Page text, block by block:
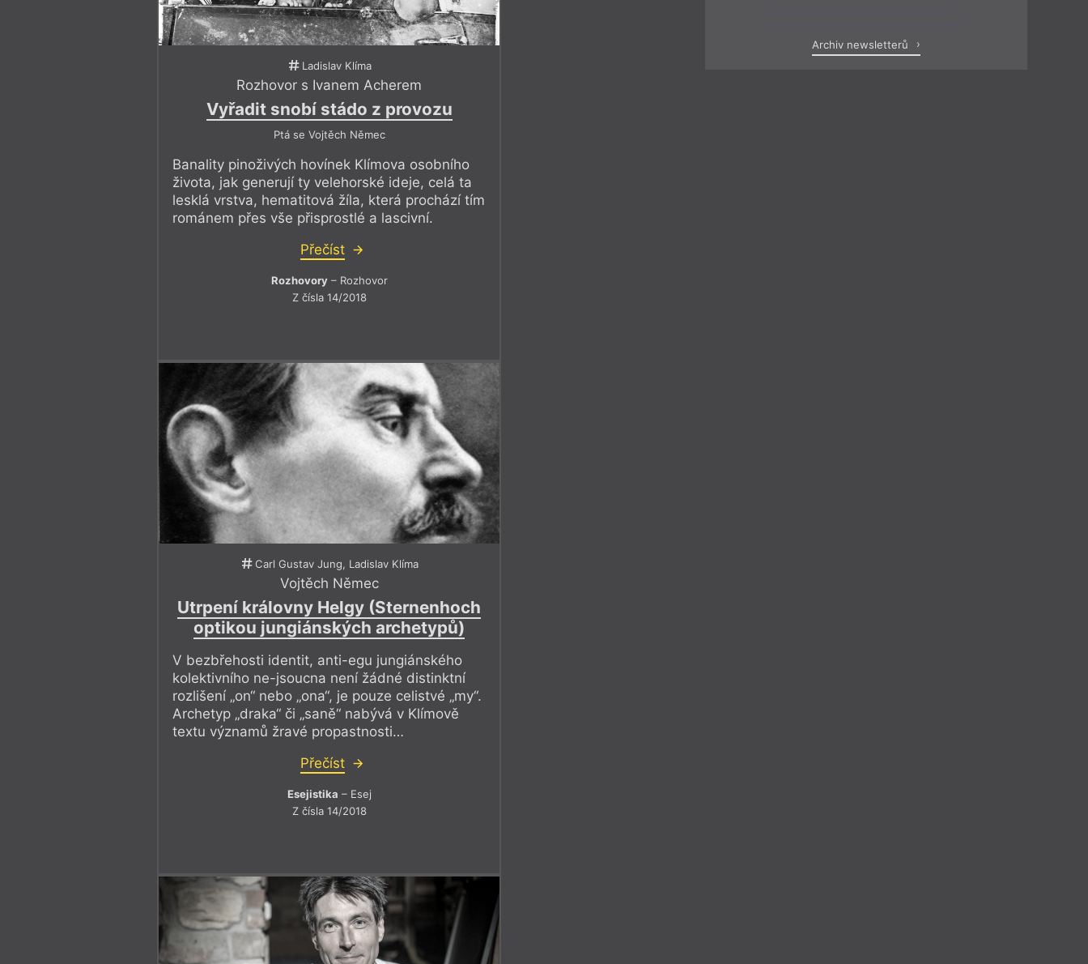
Ladislav Klíma
Rozhovor s Ivanem Acherem
Vyřadit snobí stádo z provozu
Ptá se Vojtěch Němec
Banality pinoživých hovínek Klímova osobního
života, jak generují ty velehorské ideje, celá ta
lesklá vrstva, hematitová žíla, která prochází tím
románem přes vše přisprostlé a lascivní.
Přečíst
Rozhovory– Rozhovor
Z čísla 14/2018
Carl Gustav Jung, Ladislav Klíma
Vojtěch Němec
Utrpení královny Helgy (Sternenhoch
optikou jungiánských archetypů)
V bezbřehosti identit, anti-egu jungiánského
kolektivního ne-jsoucna není žádné distinktní
rozlišení „on“ nebo „ona“, je pouze celistvé „my“.
Archetyp „draka“ či „saně“ nabývá v Klímově
textu významů žravé propastnosti…
Přečíst
Esejistika – Esej
Z čísla 14/2018
Archiv newsletterů